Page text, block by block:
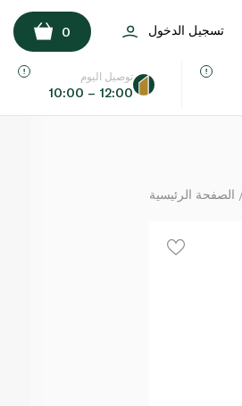
تسجيل الدخول 0
توصيل اليوم
10:00 – 12:00
الصفحة الرئيسية